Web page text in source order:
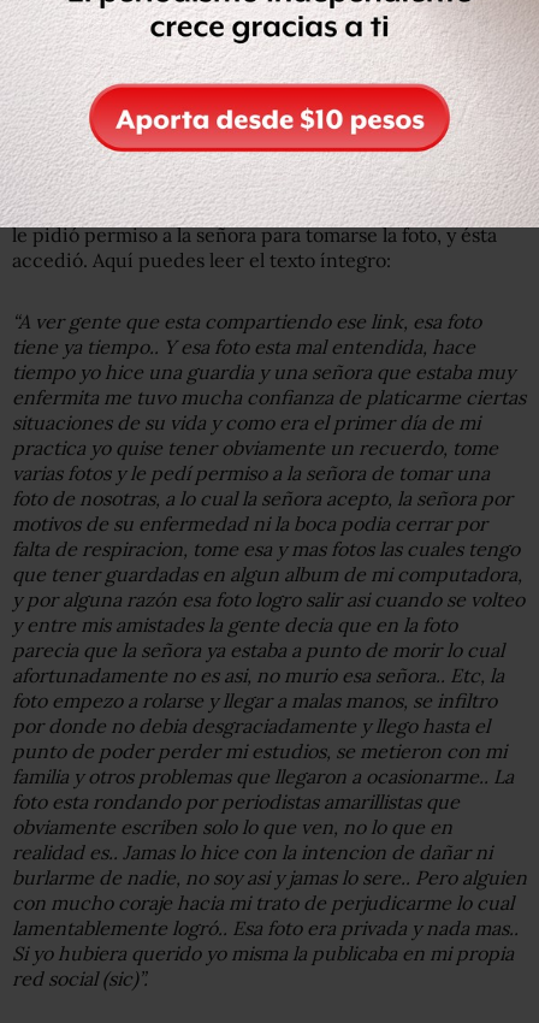
“La señora me tuvo mucha confianza; era
una foto privada”
Por su parte, después de que comenzara a circular la
fotografía por internet, la estudiante dio su versión del
suceso en su cuenta de Facebook, en la que asegura que
le pidió permiso a la señora para tomarse la foto, y ésta
accedió. Aquí puedes leer el texto íntegro:
“A ver gente que esta compartiendo ese link, esa foto
tiene ya tiempo.. Y esa foto esta mal entendida, hace
tiempo yo hice una guardia y una señora que estaba muy
enfermita me tuvo mucha confianza de platicarme ciertas
situaciones de su vida y como era el primer día de mi
practica yo quise tener obviamente un recuerdo, tome
varias fotos y le pedí permiso a la señora de tomar una
foto de nosotras, a lo cual la señora acepto, la señora por
motivos de su enfermedad ni la boca podia cerrar por
falta de respiracion, tome esa y mas fotos las cuales tengo
que tener guardadas en algun album de mi computadora,
y por alguna razón esa foto logro salir asi cuando se volteo
y entre mis amistades la gente decia que en la foto
parecia que la señora ya estaba a punto de morir lo cual
afortunadamente no es asi, no murio esa señora.. Etc, la
foto empezo a rolarse y llegar a malas manos, se infiltro
por donde no debia desgraciadamente y llego hasta el
punto de poder perder mi estudios, se metieron con mi
familia y otros problemas que llegaron a ocasionarme.. La
foto esta rondando por periodistas amarillistas que
obviamente escriben solo lo que ven, no lo que en
realidad es.. Jamas lo hice con la intencion de dañar ni
burlarme de nadie, no soy asi y jamas lo sere.. Pero alguien
con mucho coraje hacia mi trato de perjudicarme lo cual
lamentablemente logró.. Esa foto era privada y nada mas..
Si yo hubiera querido yo misma la publicaba en mi propia
red social (sic)”.